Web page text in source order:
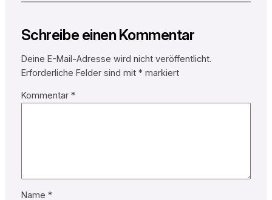
Schreibe einen Kommentar
Deine E-Mail-Adresse wird nicht veröffentlicht.
Erforderliche Felder sind mit *markiert
Kommentar *
Name *